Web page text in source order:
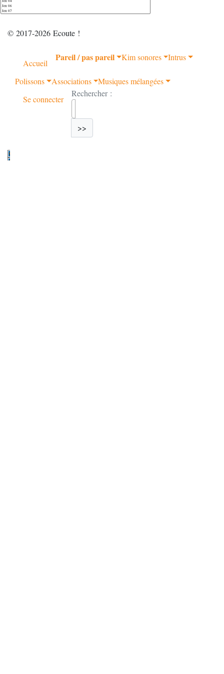
© 2017-2026 Ecoute !
Accueil
Pareil / pas pareil Kim sonores Intrus
Polissons Associations
Musiques mélangées
Se connecter
Rechercher :
>>